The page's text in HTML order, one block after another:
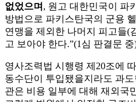
없었으며 , 원고 대한민국이 파
방법으로 파키스탄국의 군용
연맹을 제외한 나머지 피고들(
고 보아야 한다.”(1심 판결문 중
영사조력법 시행령 제20조에
동수단이 투입됐을지라도 과
관은 비용 일부에 대해 재외국